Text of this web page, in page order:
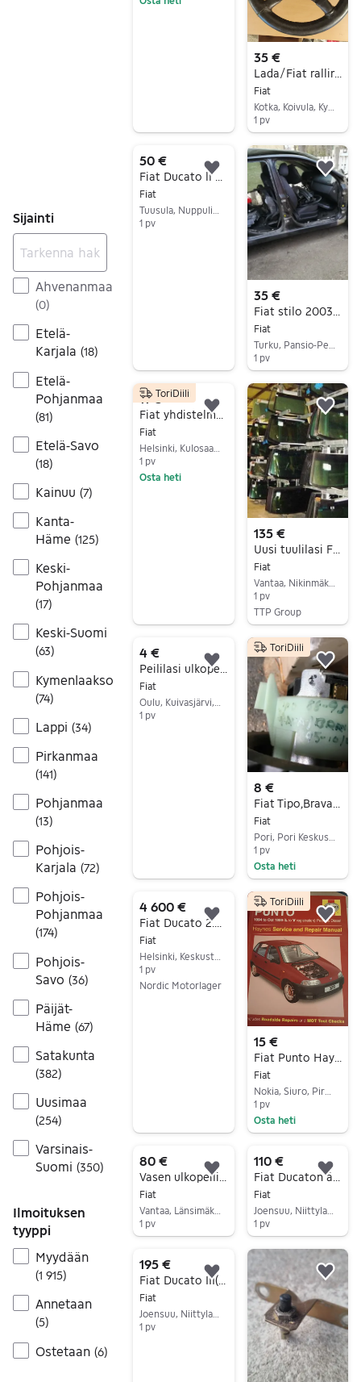
Sijainti
Ahvenanmaa
(0)
Etelä-
Karjala (18)
Etelä-
Pohjanmaa
(81)
Etelä-Savo
(18)
Kainuu (7)
Kanta-
Häme (125)
Keski-
Pohjanmaa
(17)
Keski-Suomi
(63)
Kymenlaakso
(74)
Lappi (34)
Pirkanmaa
(141)
Pohjanmaa
(13)
Pohjois-
Karjala (72)
Pohjois-
Pohjanmaa
(174)
Pohjois-
Savo (36)
Päijät-
Häme (67)
Satakunta
(382)
Uusimaa
(254)
Varsinais-
Suomi (350)
Ilmoituksen
tyyppi
Myydään
(1 915)
Annetaan
(5)
Ostetaan (6)
35 €
Lada/Fiat ralliratti
Fiat
Kotka, Koivula, Kymenlaakso
1 pv
50 €
Fiat
1 pv
Lisää suosikiksi.
35 €
Fiat
1 pv
11 €
Fiat
1 pv
Osta heti
ToriDiili
Lisää suosikiksi.
135 €
Uusi tuulilasi Fiat DUCATO III
Fiat
Vantaa, Nikinmäki, Uusimaa
1 pv
TTP Group
4 €
Fiat
1 pv
Lisää suosikiksi.
8 €
Fiat
1 pv
Osta heti
ToriDiili
4 600 €
Fiat Ducato 2.2Multijet EURO6 Uusi moottori
Fiat
1 pv
Nordic Motorlager
Lisää suosikiksi.
15 €
Fiat Punto Haynes korjausopas 1994-1999 1.1/1.3/1.7D
Fiat
Nokia, Siuro, Pirkanmaa
1 pv
Osta heti
ToriDiili
80 €
Fiat
1 pv
Lisää suosikiksi.
110 €
Fiat
Joensuu, Niittylahti, Pohjois-Karjala
1 pv
195 €
Fiat
1 pv
Lisää suosikiksi.